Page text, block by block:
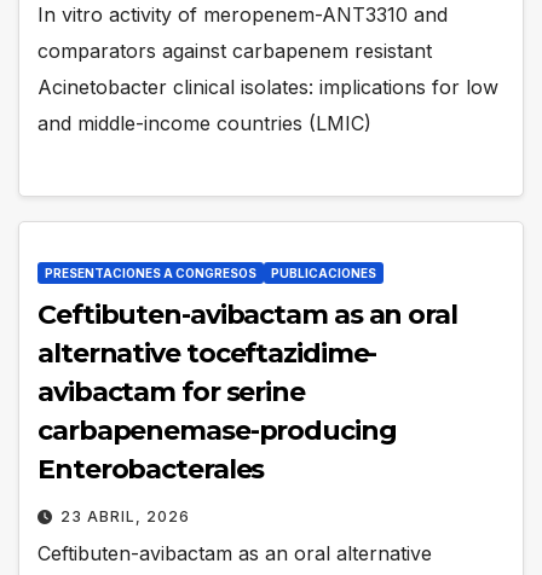
In vitro activity of meropenem-ANT3310 and
comparators against carbapenem resistant
Acinetobacter clinical isolates: implications for low
and middle-income countries (LMIC)
PRESENTACIONES A CONGRESOS PUBLICACIONES
Ceftibuten-avibactam as an oral
alternative toceftazidime-
avibactam for serine
carbapenemase-producing
Enterobacterales
23 ABRIL, 2026
Ceftibuten-avibactam as an oral alternative